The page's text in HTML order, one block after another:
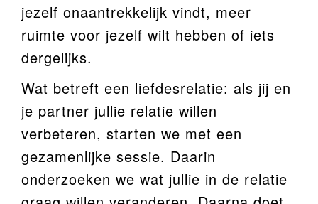
jezelf onaantrekkelijk vindt, meer
ruimte voor jezelf wilt hebben of iets
dergelijks.
Wat betreft een liefdesrelatie: als jij en
je partner jullie relatie willen
verbeteren, starten we met een
gezamenlijke sessie. Daarin
onderzoeken we wat jullie in de relatie